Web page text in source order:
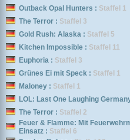
Outback Opal Hunters : Staffel 1
The Terror : Staffel 3
Gold Rush: Alaska : Staffel 5
Kitchen Impossible : Staffel 11
Euphoria : Staffel 3
Grünes Ei mit Speck : Staffel 1
Maloney : Staffel 1
LOL: Last One Laughing
The Terror : Staffel 2
Feuer & Flamme: Mit
Einsatz : Staffel 6